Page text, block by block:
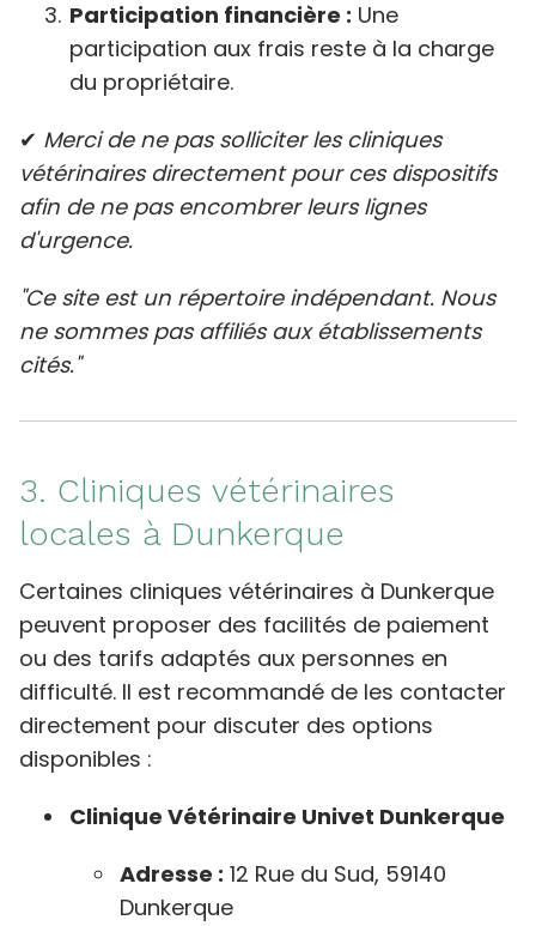
Participation financière : Une
participation aux frais reste à la charge
du propriétaire.
✔ Merci de ne pas solliciter les cliniques
vétérinaires directement pour ces dispositifs
afin de ne pas encombrer leurs lignes
d'urgence.
"Ce site est un répertoire indépendant. Nous
ne sommes pas affiliés aux établissements
cités."
3. Cliniques vétérinaires
locales à Dunkerque
Certaines cliniques vétérinaires à Dunkerque
peuvent proposer des facilités de paiement
ou des tarifs adaptés aux personnes en
difficulté. Il est recommandé de les contacter
directement pour discuter des options
disponibles :​
Clinique Vétérinaire Univet Dunkerque
Adresse : 12 Rue du Sud, 59140
Dunkerque